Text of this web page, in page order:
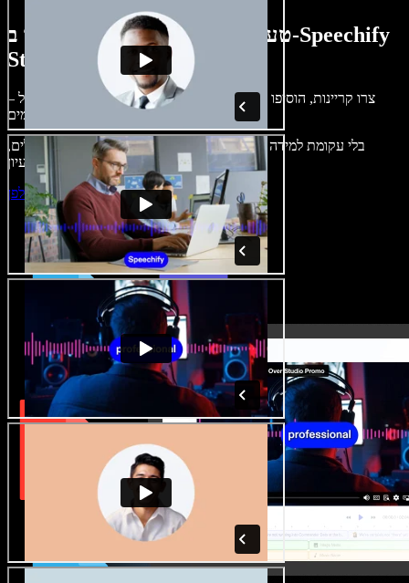
טעימה קטנה ממה שתוכלו ליצור ב-Speechify
Studio.
צרו קריינות, הוסיפו תמונות ללא זכויות, אודיו, סרטונים ושיבוט קול –
בלי עקומת למידה – הכול זמין בדפדפן. יוצרי תוכן כבר לא מוגבלים,
התחילו ליצור באולפן